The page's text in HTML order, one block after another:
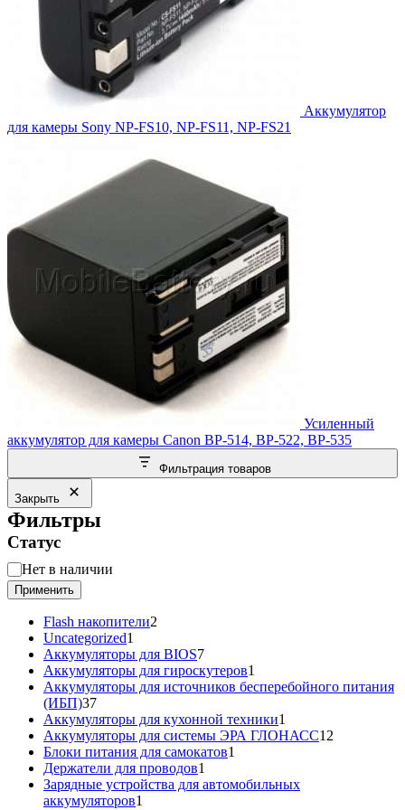
Аккумулятор
для камеры Sony NP-FS10, NP-FS11, NP-FS21
Усиленный
аккумулятор для камеры Canon BP-514, BP-522, BP-535
Фильтрация товаров
Закрыть
Фильтры
Статус
Статус
Нет в наличии
Применить
Flash накопители2
Uncategorized1
товар
Аккумуляторы для BIOS77
товаров
Аккумуляторы для гироскутеров1
товар
Аккумуляторы для источников бесперебойного питания
(ИБП)3737
товаров
Аккумуляторы для кухонной техники1
товар
Аккумуляторы для системы ЭРА ГЛОНАСС12
Блоки питания для самокатов1
Держатели для проводов1
товар
Зарядные устройства для автомобильных
аккумуляторов1